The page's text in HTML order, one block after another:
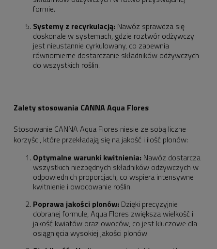
formie.
Systemy z recyrkulacją: Nawóz sprawdza się
doskonale w systemach, gdzie roztwór odżywczy
jest nieustannie cyrkulowany, co zapewnia
równomierne dostarczanie składników odżywczych
do wszystkich roślin.
Zalety stosowania CANNA Aqua Flores
Stosowanie CANNA Aqua Flores niesie ze sobą liczne
korzyści, które przekładają się na jakość i ilość plonów:
Optymalne warunki kwitnienia: Nawóz dostarcza
wszystkich niezbędnych składników odżywczych w
odpowiednich proporcjach, co wspiera intensywne
kwitnienie i owocowanie roślin.
Poprawa jakości plonów: Dzięki precyzyjnie
dobranej formule, Aqua Flores zwiększa wielkość i
jakość kwiatów oraz owoców, co jest kluczowe dla
osiągnięcia wysokiej jakości plonów.